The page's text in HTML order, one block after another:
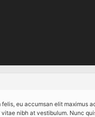
eu accumsan elit maximus
nibh at vestibulum. Nunc